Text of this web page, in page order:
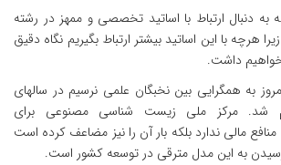
دنبال ارتباط با اساتید تخصصی و ممهز در رشته
با این اساتید بیشتر ارتباط بگیریم نگاه دقیق
خواهیم داشت.
به همگرایی بین نخبگان علمی نرسیم در سالهای
شد. مرکز ملی زیست شناسی مصنوعی برای
مالی ندارد بلکه بار آن را نیز مضاعف کرده است
رسیدن به این مدل مترقی در توسعه کشور است.